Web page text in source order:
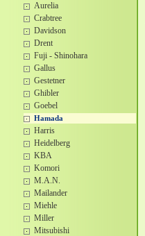
Aurelia
Crabtree
Davidson
Drent
Fuji - Shinohara
Gallus
Gestetner
Ghibler
Goebel
Hamada
Harris
Heidelberg
KBA
Komori
M.A.N.
Mailander
Miehle
Miller
Mitsubishi